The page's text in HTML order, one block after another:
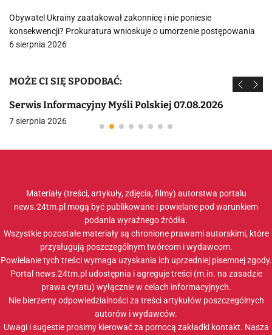
Obywatel Ukrainy zaatakował zakonnicę i nie poniesie
konsekwencji? Prokuratura wnioskuje o umorzenie postępowania
6 sierpnia 2026
MOŻE CI SIĘ SPODOBAĆ:
Serwis Informacyjny Myśli Polskiej 07.08.2026
7 sierpnia 2026
Materiały (treści, artykuły, zdjęcia, filmy) autorstwa portalu
news.24tm.pl mogą być publikowane i powielane pod warunkiem
podania wyraźnego źródła.
Wszystkie pozostałe materiały są chronione prawami autorskimi, które
przysługują poszczególnym twórcom i wydawcom.
Powielanie tych treści wymaga uzyskania ich uprzedniej pisemnej zgody.
Portal news.24tm.pl udostępnia i agreguje treści (m.in. na zasadzie
prawa cytatu) wyłącznie w celach informacyjnych.
Nie bierzemy odpowiedzialności za treści artykułów poszczególnych
autorów i wydawców.
Uwagi i sugestie prosimy kierować za pomocą zakładki kontakt. Nasza